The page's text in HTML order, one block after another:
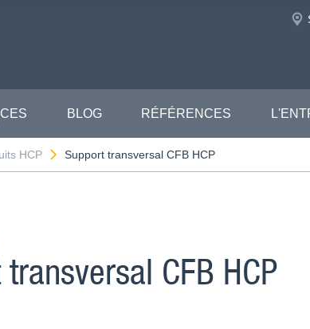
BLOG RÉFÉRENCES
HCP Support transversal CFB HCP
CFB HCP